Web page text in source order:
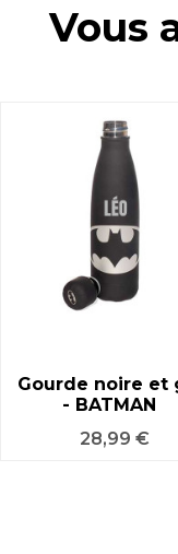
Vous
Gourde noire et
- BATMAN
Prix
28,99 €